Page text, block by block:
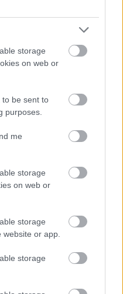
storage
on web or
to be sent to
purposes.
me
storage
on web or
storage
or app.
storage
János fizetéslevonást
vittek haza
akarták a JÉGER
lépcső és remek
hogy Szolnok mennyire
elnököt az
köztük Karcagon
Szolnokon klímát
a tüzeknél
körülményekről
Szolnok–Kecskemét